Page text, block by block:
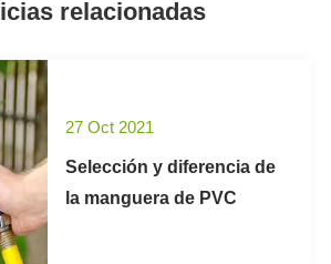
relacionadas
27 Oct 2021
Selección y diferencia de
la manguera de PVC